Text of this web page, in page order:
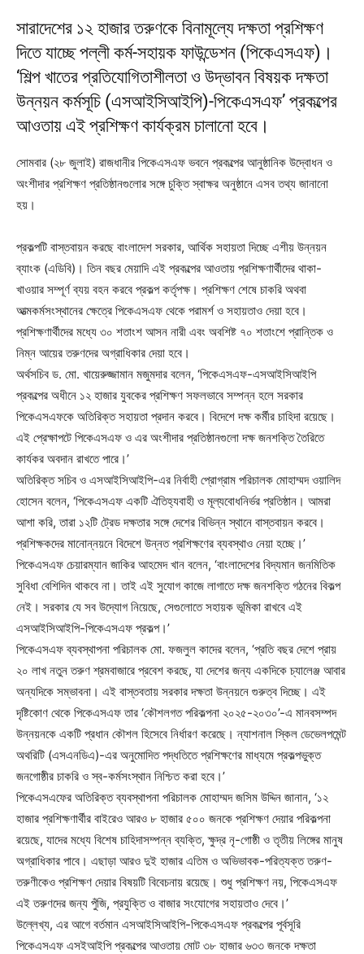
সারাদেশের ১২ হাজার তরুণকে বিনামূল্যে দক্ষতা প্রশিক্ষণ
দিতে যাচ্ছে পল্লী কর্ম-সহায়ক ফাউন্ডেশন (পিকেএসএফ)।
‘শিল্প খাতের প্রতিযোগিতাশীলতা ও উদ্ভাবন বিষয়ক দক্ষতা
উন্নয়ন কর্মসূচি (এসআইসিআইপি)-পিকেএসএফ’ প্রকল্পের
আওতায় এই প্রশিক্ষণ কার্যক্রম চালানো হবে।
সোমবার (২৮ জুলাই) রাজধানীর পিকেএসএফ ভবনে প্রকল্পের আনুষ্ঠানিক উদ্বোধন ও
অংশীদার প্রশিক্ষণ প্রতিষ্ঠানগুলোর সঙ্গে চুক্তি স্বাক্ষর অনুষ্ঠানে এসব তথ্য জানানো
হয়।
প্রকল্পটি বাস্তবায়ন করছে বাংলাদেশ সরকার, আর্থিক সহায়তা দিচ্ছে এশীয় উন্নয়ন
ব্যাংক (এডিবি)। তিন বছর মেয়াদি এই প্রকল্পের আওতায় প্রশিক্ষণার্থীদের থাকা-
খাওয়ার সম্পূর্ণ ব্যয় বহন করবে প্রকল্প কর্তৃপক্ষ। প্রশিক্ষণ শেষে চাকরি অথবা
আত্মকর্মসংস্থানের ক্ষেত্রে পিকেএসএফ থেকে পরামর্শ ও সহায়তাও দেয়া হবে।
প্রশিক্ষণার্থীদের মধ্যে ৩০ শতাংশ আসন নারী এবং অবশিষ্ট ৭০ শতাংশে প্রান্তিক ও
নিম্ন আয়ের তরুণদের অগ্রাধিকার দেয়া হবে।
অর্থসচিব ড. মো. খায়েরুজ্জামান মজুমদার বলেন, ‘পিকেএসএফ-এসআইসিআইপি
প্রকল্পের অধীনে ১২ হাজার যুবকের প্রশিক্ষণ সফলভাবে সম্পন্ন হলে সরকার
পিকেএসএফকে অতিরিক্ত সহায়তা প্রদান করবে। বিদেশে দক্ষ কর্মীর চাহিদা রয়েছে।
এই প্রেক্ষাপটে পিকেএসএফ ও এর অংশীদার প্রতিষ্ঠানগুলো দক্ষ জনশক্তি তৈরিতে
কার্যকর অবদান রাখতে পারে।’
অতিরিক্ত সচিব ও এসআইসিআইপি-এর নির্বাহী প্রোগ্রাম পরিচালক মোহাম্মদ ওয়ালিদ
হোসেন বলেন, ‘পিকেএসএফ একটি ঐতিহ্যবাহী ও মূল্যবোধনির্ভর প্রতিষ্ঠান। আমরা
আশা করি, তারা ১২টি ট্রেড দক্ষতার সঙ্গে দেশের বিভিন্ন স্থানে বাস্তবায়ন করবে।
প্রশিক্ষকদের মানোন্নয়নে বিদেশে উন্নত প্রশিক্ষণের ব্যবস্থাও নেয়া হচ্ছে।’
পিকেএসএফ চেয়ারম্যান জাকির আহমেদ খান বলেন, ‘বাংলাদেশের বিদ্যমান জনমিতিক
সুবিধা বেশিদিন থাকবে না। তাই এই সুযোগ কাজে লাগাতে দক্ষ জনশক্তি গঠনের বিকল্প
নেই। সরকার যে সব উদ্যোগ নিয়েছে, সেগুলোতে সহায়ক ভূমিকা রাখবে এই
এসআইসিআইপি-পিকেএসএফ প্রকল্প।’
পিকেএসএফ ব্যবস্থাপনা পরিচালক মো. ফজলুল কাদের বলেন, ‘প্রতি বছর দেশে প্রায়
২০ লাখ নতুন তরুণ শ্রমবাজারে প্রবেশ করছে, যা দেশের জন্য একদিকে চ্যালেঞ্জ আবার
অন্যদিকে সম্ভাবনা। এই বাস্তবতায় সরকার দক্ষতা উন্নয়নে গুরুত্ব দিচ্ছে। এই
দৃষ্টিকোণ থেকে পিকেএসএফ তার ‘কৌশলগত পরিকল্পনা ২০২৫-২০৩০’-এ মানবসম্পদ
উন্নয়নকে একটি প্রধান কৌশল হিসেবে নির্ধারণ করেছে। ন্যাশনাল স্কিল ডেভেলপমেন্ট
অথরিটি (এসএনডিএ)-এর অনুমোদিত পদ্ধতিতে প্রশিক্ষণের মাধ্যমে প্রকল্পভুক্ত
জনগোষ্ঠীর চাকরি ও স্ব-কর্মসংস্থান নিশ্চিত করা হবে।’
পিকেএসএফের অতিরিক্ত ব্যবস্থাপনা পরিচালক মোহাম্মদ জসিম উদ্দিন জানান, ‘১২
হাজার প্রশিক্ষণার্থীর বাইরেও আরও ৮ হাজার ৫০০ জনকে প্রশিক্ষণ দেয়ার পরিকল্পনা
রয়েছে, যাদের মধ্যে বিশেষ চাহিদাসম্পন্ন ব্যক্তি, ক্ষুদ্র নৃ-গোষ্ঠী ও তৃতীয় লিঙ্গের মানুষ
অগ্রাধিকার পাবে। এছাড়া আরও দুই হাজার এতিম ও অভিভাবক-পরিত্যক্ত তরুণ-
তরুণীকেও প্রশিক্ষণ দেয়ার বিষয়টি বিবেচনায় রয়েছে। শুধু প্রশিক্ষণ নয়, পিকেএসএফ
এই তরুণদের জন্য পুঁজি, প্রযুক্তি ও বাজার সংযোগের সহায়তাও দেবে।’
উল্লেখ্য, এর আগে বর্তমান এসআইসিআইপি-পিকেএসএফ প্রকল্পের পূর্বসূরি
পিকেএসএফ এসইআইপি প্রকল্পের আওতায় মোট ৩৮ হাজার ৬৩৩ জনকে দক্ষতা